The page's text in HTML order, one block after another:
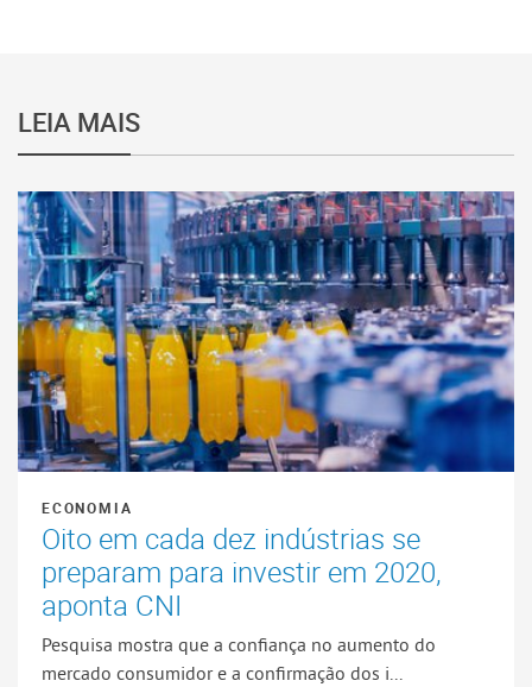
LEIA MAIS
ECONOMIA
Oito em cada dez indústrias se
preparam para investir em 2020,
aponta CNI
Pesquisa mostra que a confiança no aumento do
mercado consumidor e a confirmação dos i...